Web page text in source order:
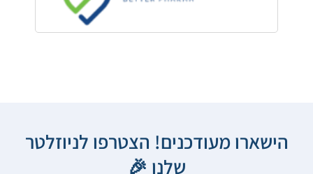
הישארו מעודכנים! הצטרפו לניוזלטר
שלנו 🎉